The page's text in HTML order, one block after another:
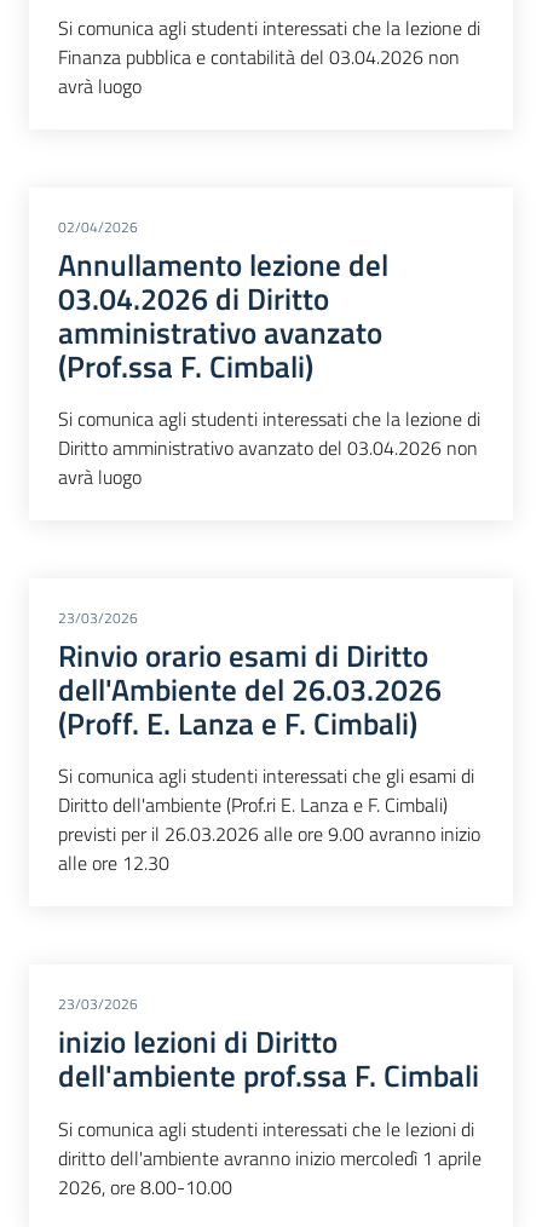
Si comunica agli studenti interessati che la lezione di
Finanza pubblica e contabilità del 03.04.2026 non
avrà luogo
02/04/2026
Annullamento lezione del
03.04.2026 di Diritto
amministrativo avanzato
(Prof.ssa F. Cimbali)
Si comunica agli studenti interessati che la lezione di
Diritto amministrativo avanzato del 03.04.2026 non
avrà luogo
23/03/2026
Rinvio orario esami di Diritto
dell'Ambiente del 26.03.2026
(Proff. E. Lanza e F. Cimbali)
Si comunica agli studenti interessati che gli esami di
Diritto dell'ambiente (Prof.ri E. Lanza e F. Cimbali)
previsti per il 26.03.2026 alle ore 9.00 avranno inizio
alle ore 12.30
23/03/2026
inizio lezioni di Diritto
dell'ambiente prof.ssa F. Cimbali
Si comunica agli studenti interessati che le lezioni di
diritto dell'ambiente avranno inizio mercoledì 1 aprile
2026, ore 8.00-10.00